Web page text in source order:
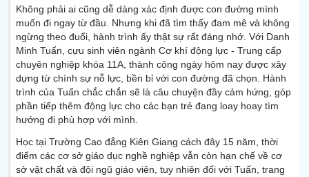
Không phải ai cũng dễ dàng xác định được con đường mình
muốn đi ngay từ đầu. Nhưng khi đã tìm thấy đam mê và không
ngừng theo đuổi, hành trình ấy thật sự rất đáng nhớ. Với Danh
Minh Tuấn, cựu sinh viên ngành Cơ khí động lực - Trung cấp
chuyên nghiệp khóa 11A, thành công ngày hôm nay được xây
dựng từ chính sự nỗ lực, bền bỉ với con đường đã chọn. Hành
trình của Tuấn chắc chắn sẽ là câu chuyện đầy cảm hứng, góp
phần tiếp thêm động lực cho các bạn trẻ đang loay hoay tìm
hướng đi phù hợp với mình.
Học tại Trường Cao đẳng Kiên Giang cách đây 15 năm, thời
điểm các cơ sở giáo dục nghề nghiệp vẫn còn hạn chế về cơ
sở vật chất và đội ngũ giáo viên, tuy nhiên đối với Tuấn, trang